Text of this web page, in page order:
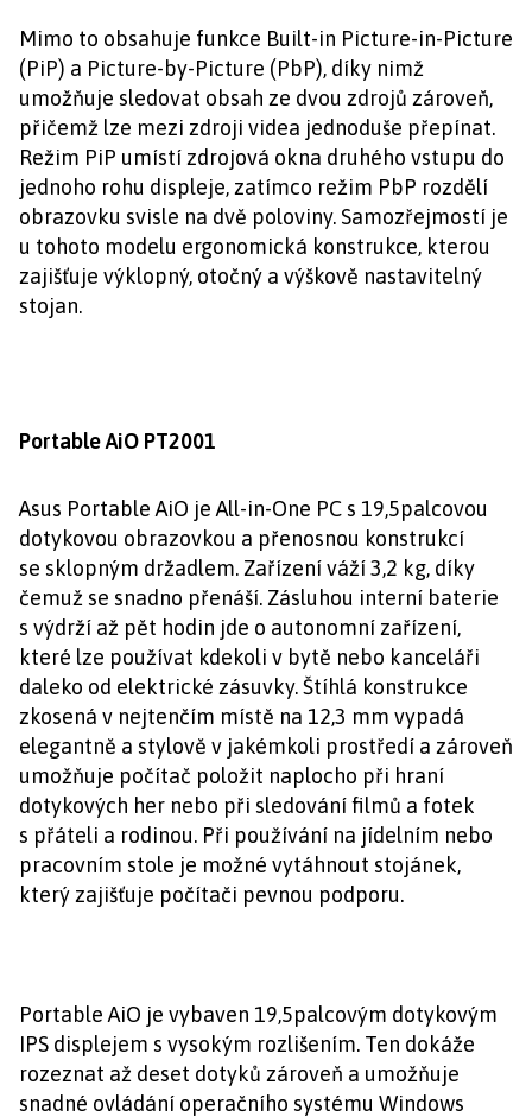
Mimo to obsahuje funkce Built-in Picture-in-Picture
(PiP) a Picture-by-Picture (PbP), díky nimž
umožňuje sledovat obsah ze dvou zdrojů zároveň,
přičemž lze mezi zdroji videa jednoduše přepínat.
Režim PiP umístí zdrojová okna druhého vstupu do
jednoho rohu displeje, zatímco režim PbP rozdělí
obrazovku svisle na dvě poloviny. Samozřejmostí je
u tohoto modelu ergonomická konstrukce, kterou
zajišťuje výklopný, otočný a výškově nastavitelný
stojan.
Portable AiO PT2001
Asus Portable AiO je All-in-One PC s 19,5palcovou
dotykovou obrazovkou a přenosnou konstrukcí
se sklopným držadlem. Zařízení váží 3,2 kg, díky
čemuž se snadno přenáší. Zásluhou interní baterie
s výdrží až pět hodin jde o autonomní zařízení,
které lze používat kdekoli v bytě nebo kanceláři
daleko od elektrické zásuvky. Štíhlá konstrukce
zkosená v nejtenčím místě na 12,3 mm vypadá
elegantně a stylově v jakémkoli prostředí a zároveň
umožňuje počítač položit naplocho při hraní
dotykových her nebo při sledování filmů a fotek
s přáteli a rodinou. Při používání na jídelním nebo
pracovním stole je možné vytáhnout stojánek,
který zajišťuje počítači pevnou podporu.
Portable AiO je vybaven 19,5palcovým dotykovým
IPS displejem s vysokým rozlišením. Ten dokáže
rozeznat až deset dotyků zároveň a umožňuje
snadné ovládání operačního systému Windows